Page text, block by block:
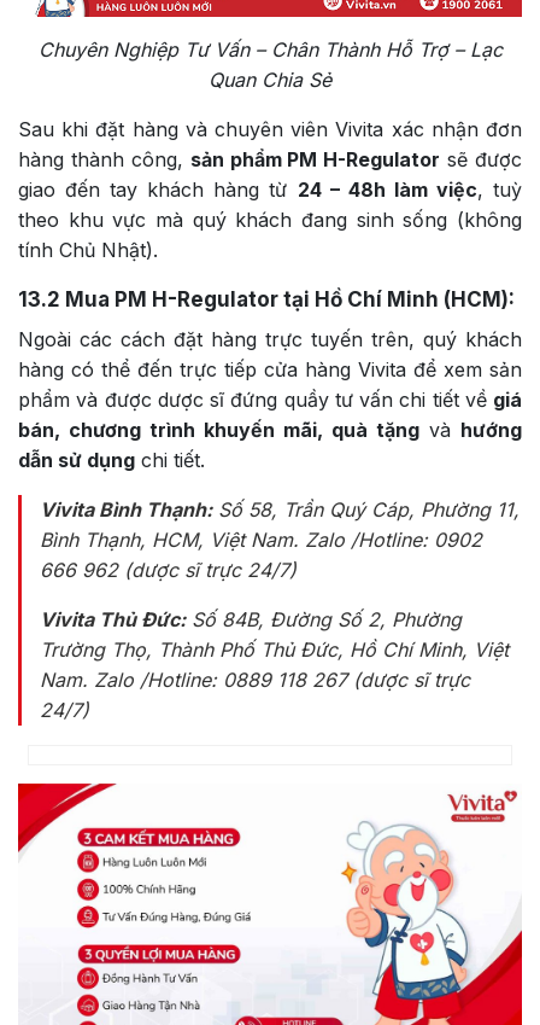
Chuyên Nghiệp Tư Vấn – Chân Thành Hỗ Trợ – Lạc
Quan Chia Sẻ
Sau khi đặt hàng và chuyên viên Vivita xác nhận đơn
hàng thành công, sản phẩm PM H-Regulator sẽ được
giao đến tay khách hàng từ 24 – 48h làm việc, tuỳ
theo khu vực mà quý khách đang sinh sống (không
tính Chủ Nhật).
13.2 Mua PM H-Regulator tại Hồ Chí Minh (HCM):
Ngoài các cách đặt hàng trực tuyến trên, quý khách
hàng có thể đến trực tiếp cửa hàng Vivita để xem sản
phẩm và được dược sĩ đứng quầy tư vấn chi tiết về giá
bán, chương trình khuyến mãi, quà tặng và hướng
dẫn sử dụng chi tiết.
Vivita Bình Thạnh:Số 58, Trần Quý Cáp, Phường 11,
Bình Thạnh, HCM, Việt Nam. Zalo /Hotline: 0902
666 962 (dược sĩ trực 24/7)
Vivita Thủ Đức:Số 84B, Đường Số 2, Phường
Trường Thọ, Thành Phố Thủ Đức, Hồ Chí Minh, Việt
Nam. Zalo /Hotline: 0889 118 267 (dược sĩ trực
24/7)